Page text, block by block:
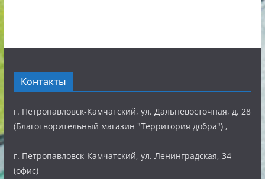
Контакты
г. Петропавловск-Камчатский, ул. Дальневосточная, д. 28
(Благотворительный магазин "Территория добра") ,
г. Петропавловск-Камчатский, ул. Ленинградская, 34
(офис)